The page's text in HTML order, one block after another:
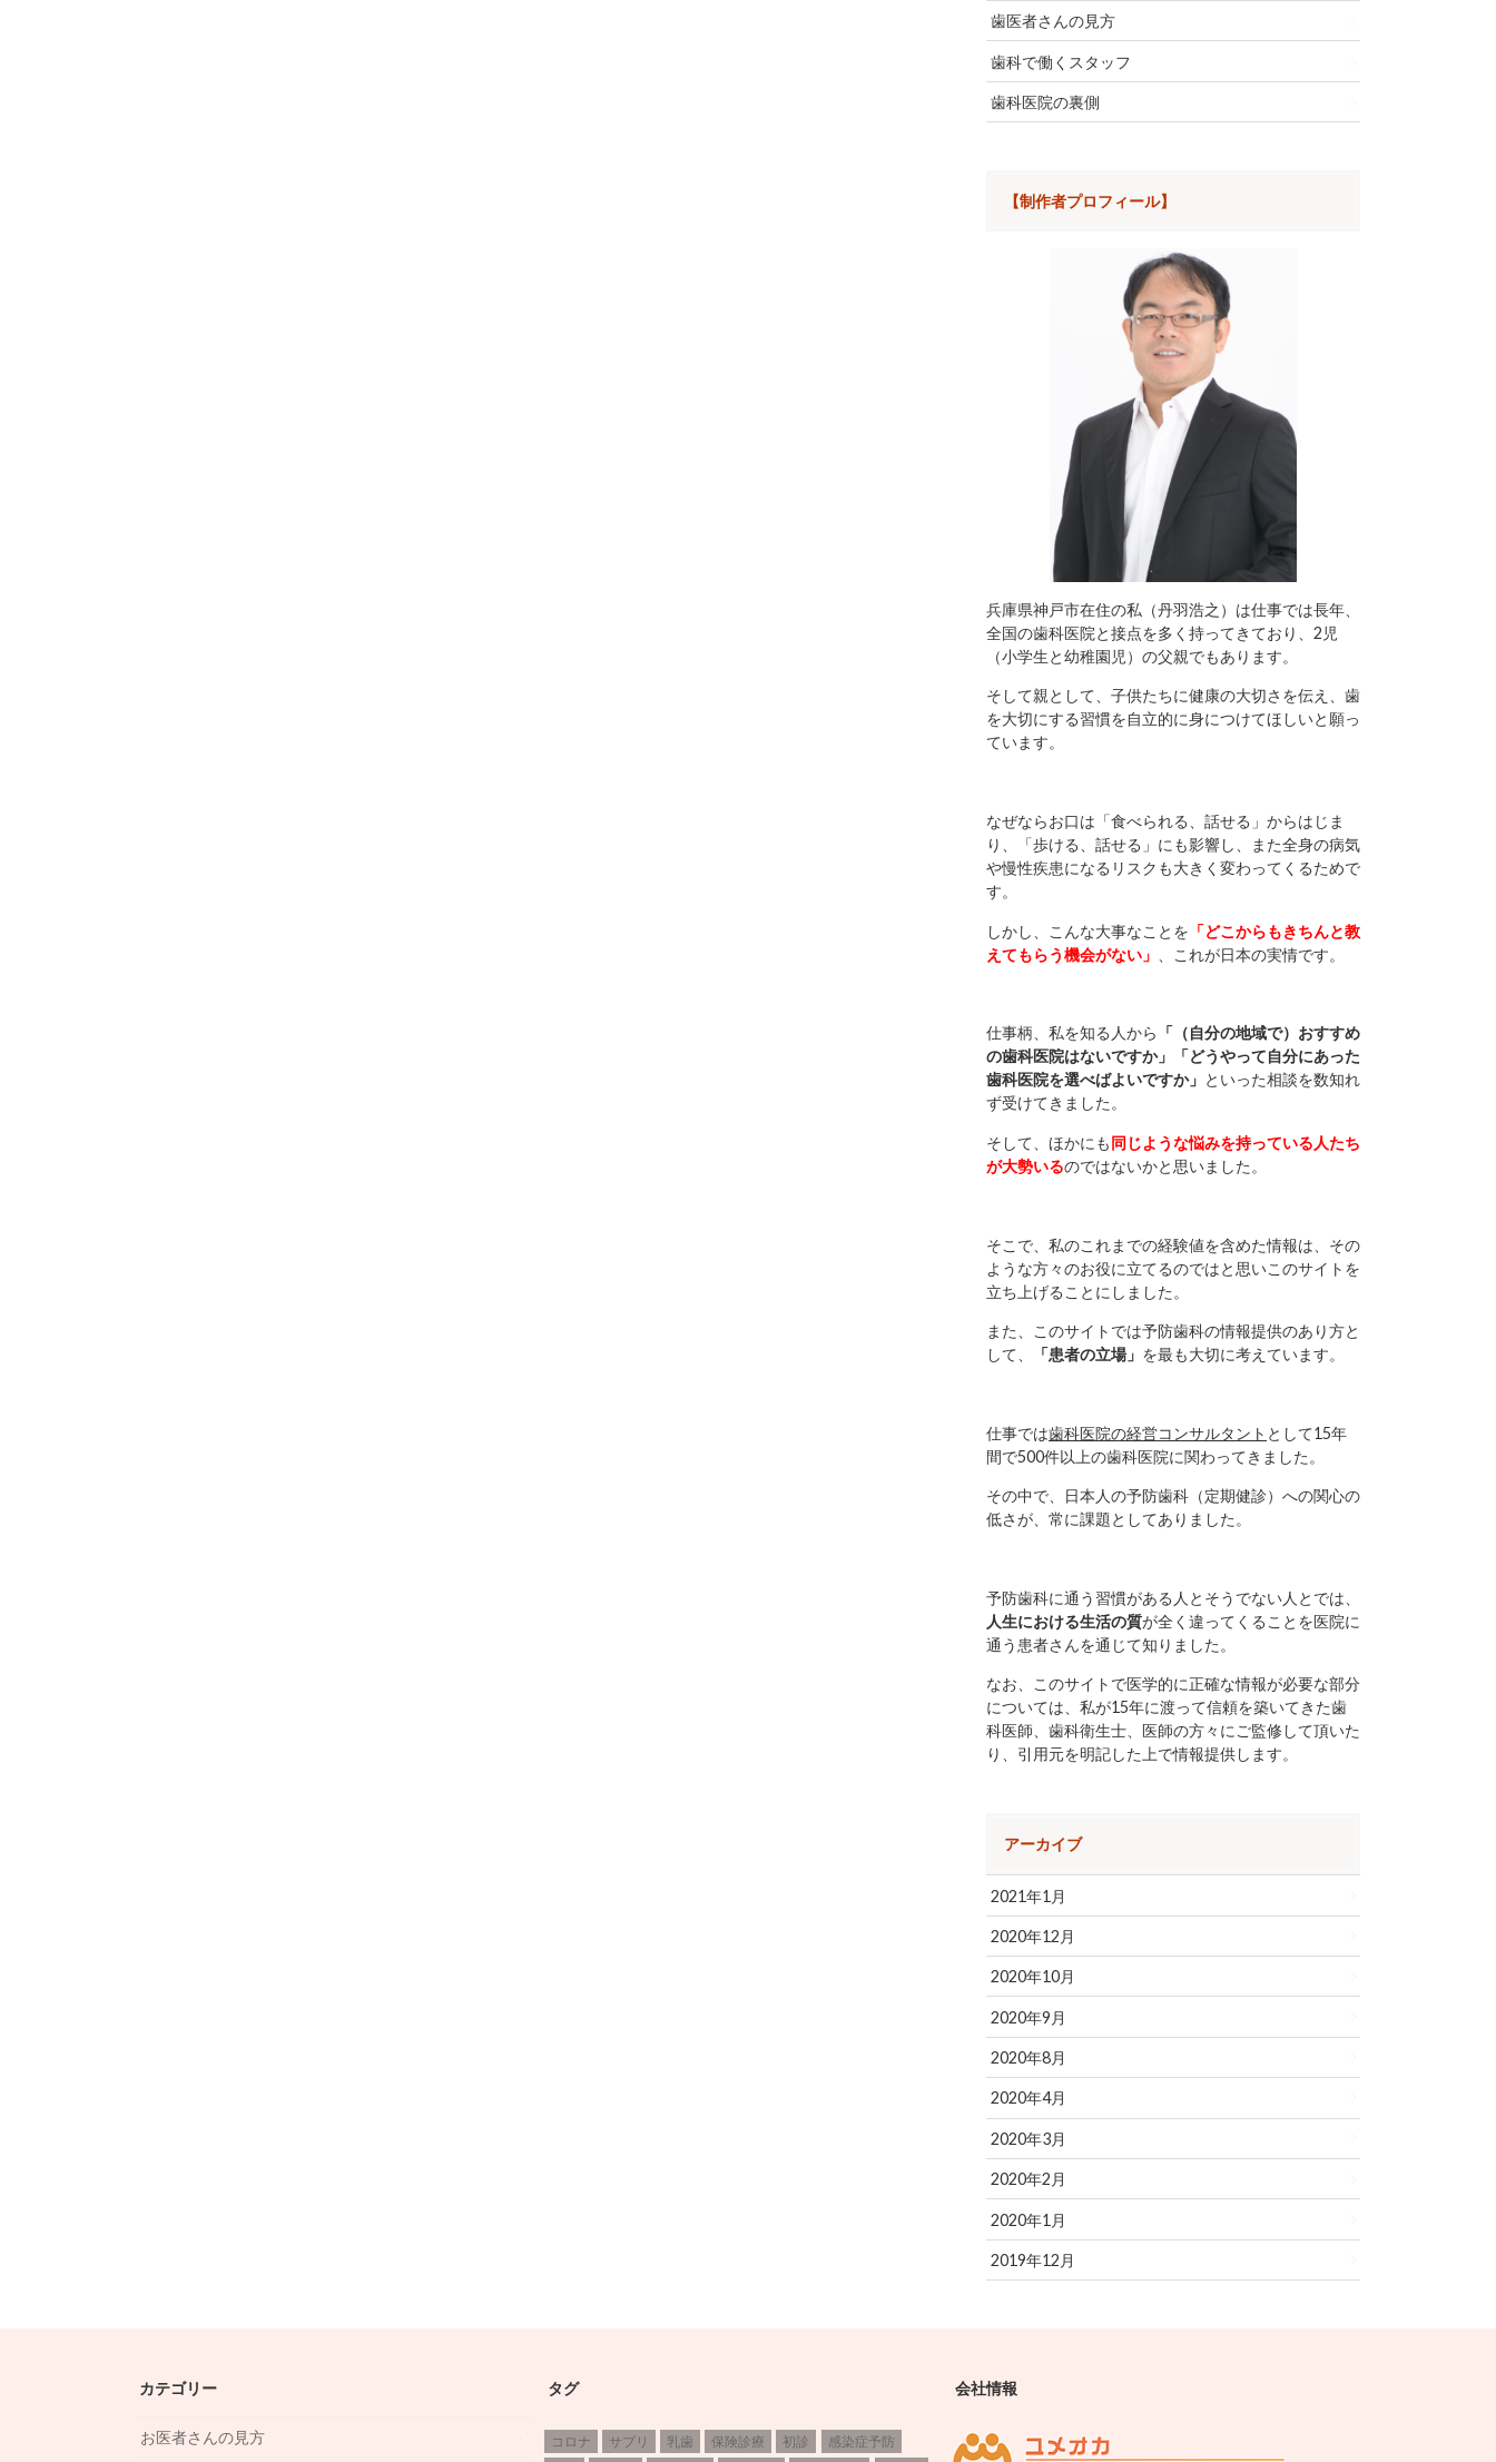
歯医者さんの見方
歯科で働くスタッフ
歯科医院の裏側
【制作者プロフィール】
兵庫県神戸市在住の私（丹羽浩之）は仕事では長年、
全国の歯科医院と接点を多く持ってきており、2児
（小学生と幼稚園児）の父親でもあります。
そして親として、子供たちに健康の大切さを伝え、歯
を大切にする習慣を自立的に身につけてほしいと願っ
ています。
なぜならお口は「食べられる、話せる」からはじま
り、「歩ける、話せる」にも影響し、また全身の病気
や慢性疾患になるリスクも大きく変わってくるためで
す。
しかし、こんな大事なことを 「どこからもきちんと教
えてもらう機会がない」
、これが日本の実情です。
仕事柄、私を知る人から 「（自分の地域で）おすすめ
の歯科医院はないですか」「どうやって自分にあった
歯科医院を選べばよいですか」 といった相談を数知れ
ず受けてきました。
そして、ほかにも同じような悩みを持っている人たち
が大勢いるのではないかと思いました。
そこで、私のこれまでの経験値を含めた情報は、その
ような方々のお役に立てるのではと思いこのサイトを
立ち上げることにしました。
また、このサイトでは予防歯科の情報提供のあり方と
して、
「患者の立場」 を最も大切に考えています。
仕事では歯科医院の経営コンサルタント として15年
間で500件以上の歯科医院に関わってきました。
その中で、日本人の予防歯科（定期健診）への関心の
低さが、常に課題としてありました。
予防歯科に通う習慣がある人とそうでない人とでは、
人生における生活の質が全く違ってくることを医院に
通う患者さんを通じて知りました。
なお、このサイトで医学的に正確な情報が必要な部分
については、私が15年に渡って信頼を築いてきた歯
科医師、歯科衛生士、医師の方々にご監修して頂いた
り、引用元を明記した上で情報提供します。
アーカイブ
2021年1月
2020年12月
2020年10月
2020年9月
2020年8月
2020年4月
2020年3月
2020年2月
2020年1月
2019年12月
カテゴリー
お医者さんの見方
タグ
コロナ サプリ 乳歯 保険診療 初診
感染症予防
会社情報